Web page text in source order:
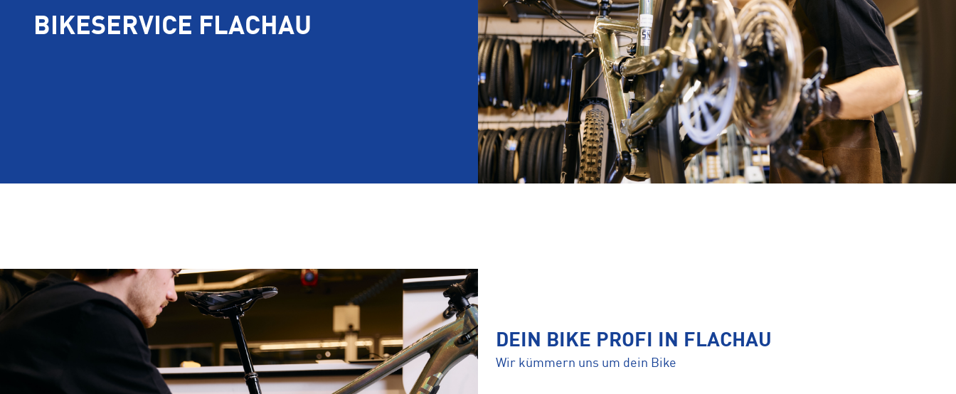
BIKESERVICE FLACHAU
DEIN BIKE PROFI IN FLACHAU
Wir kümmern uns um dein Bike